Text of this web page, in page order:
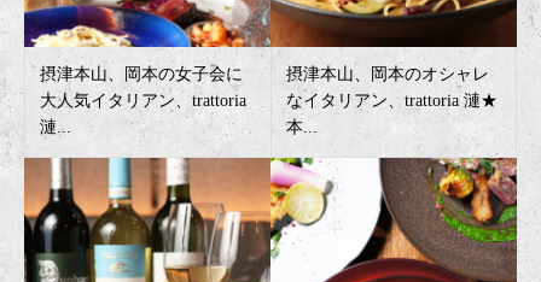
摂津本山、岡本の女子会に
大人気イタリアン、trattoria
漣...
摂津本山、岡本のオシャレ
なイタリアン、trattoria 漣★
本...